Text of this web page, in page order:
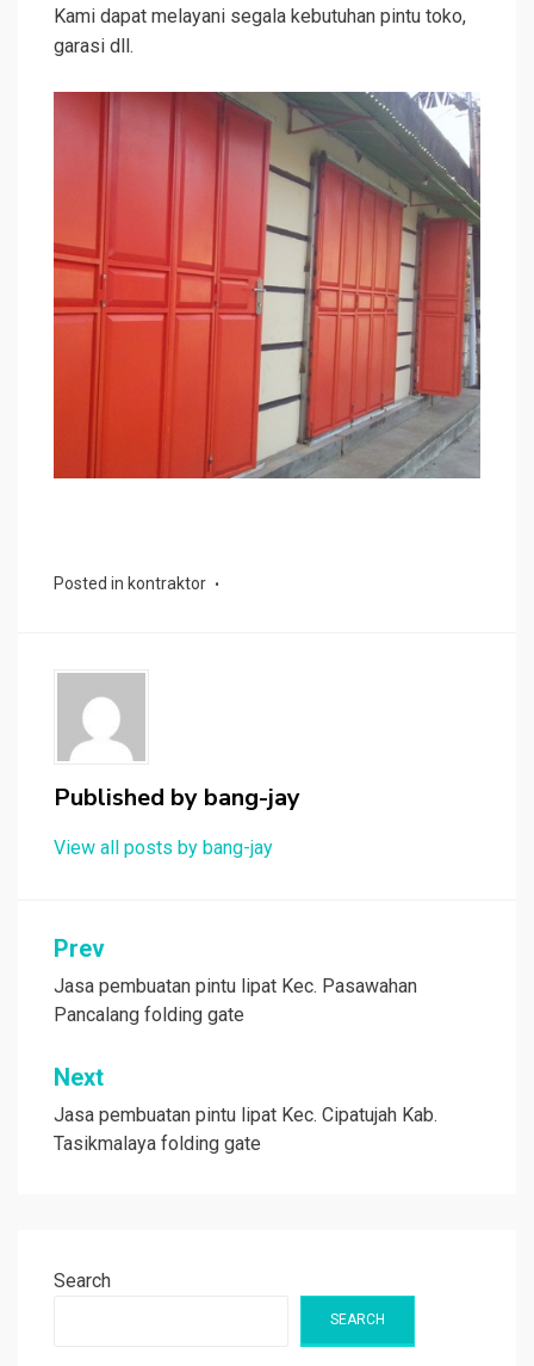
Kami dapat melayani segala kebutuhan pintu toko,
garasi dll.
Posted in kontraktor
Published by bang-jay
View all posts by bang-jay
Post
navigation
Prev
Jasa pembuatan pintu lipat Kec. Pasawahan
Pancalang folding gate
Next
Jasa pembuatan pintu lipat Kec. Cipatujah Kab.
Tasikmalaya folding gate
Search
SEARCH